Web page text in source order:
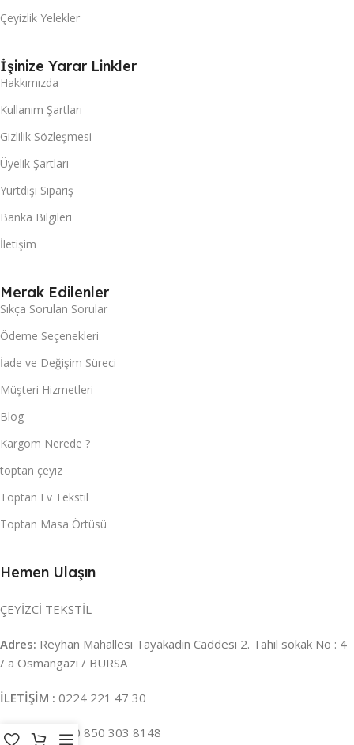
Çeyizlik Yelekler
İşinize Yarar Linkler
Hakkımızda
Kullanım Şartları
Gizlilik Sözleşmesi
Üyelik Şartları
Yurtdışı Sipariş
Banka Bilgileri
İletişim
Merak Edilenler
Sıkça Sorulan Sorular
Ödeme Seçenekleri
İade ve Değişim Süreci
Müşteri Hizmetleri
Blog
Kargom Nerede ?
toptan çeyiz
Toptan Ev Tekstil
Toptan Masa Örtüsü
Hemen Ulaşın
ÇEYİZCİ TEKSTİL
Adres: Reyhan Mahallesi Tayakadın Caddesi 2. Tahıl sokak No : 4
/ a Osmangazi / BURSA
İLETİŞİM : 0224 221 47 30
WHATSAPP :0 850 303 8148